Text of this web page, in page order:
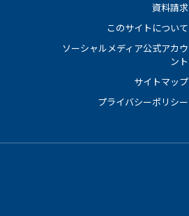
資料請求
このサイトについて
ソーシャルメディア公式アカウ
ント
サイトマップ
プライバシーポリシー